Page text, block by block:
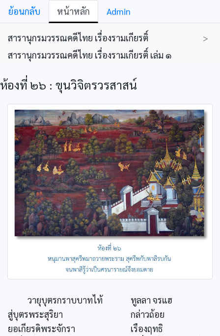
ย้อนกลับ หน้าหลัก Admin
สารานุกรมวรรณคดีไทย เรื่องรามเกียรติ์
>
สารานุกรมวรรณคดีไทย เรื่องรามเกียรติ์ เล่ม ๑
ห้องที่ ๒๖ : ขุนวิจิตรวรสาสน์
วายุบุตรกราบบาทไท้
ทูลลา จรแฮ
สู่บุตรพระสุริยา
กล่าวถ้อย
ยอเกียรดิพระจักรา
เรืองฤทธิ